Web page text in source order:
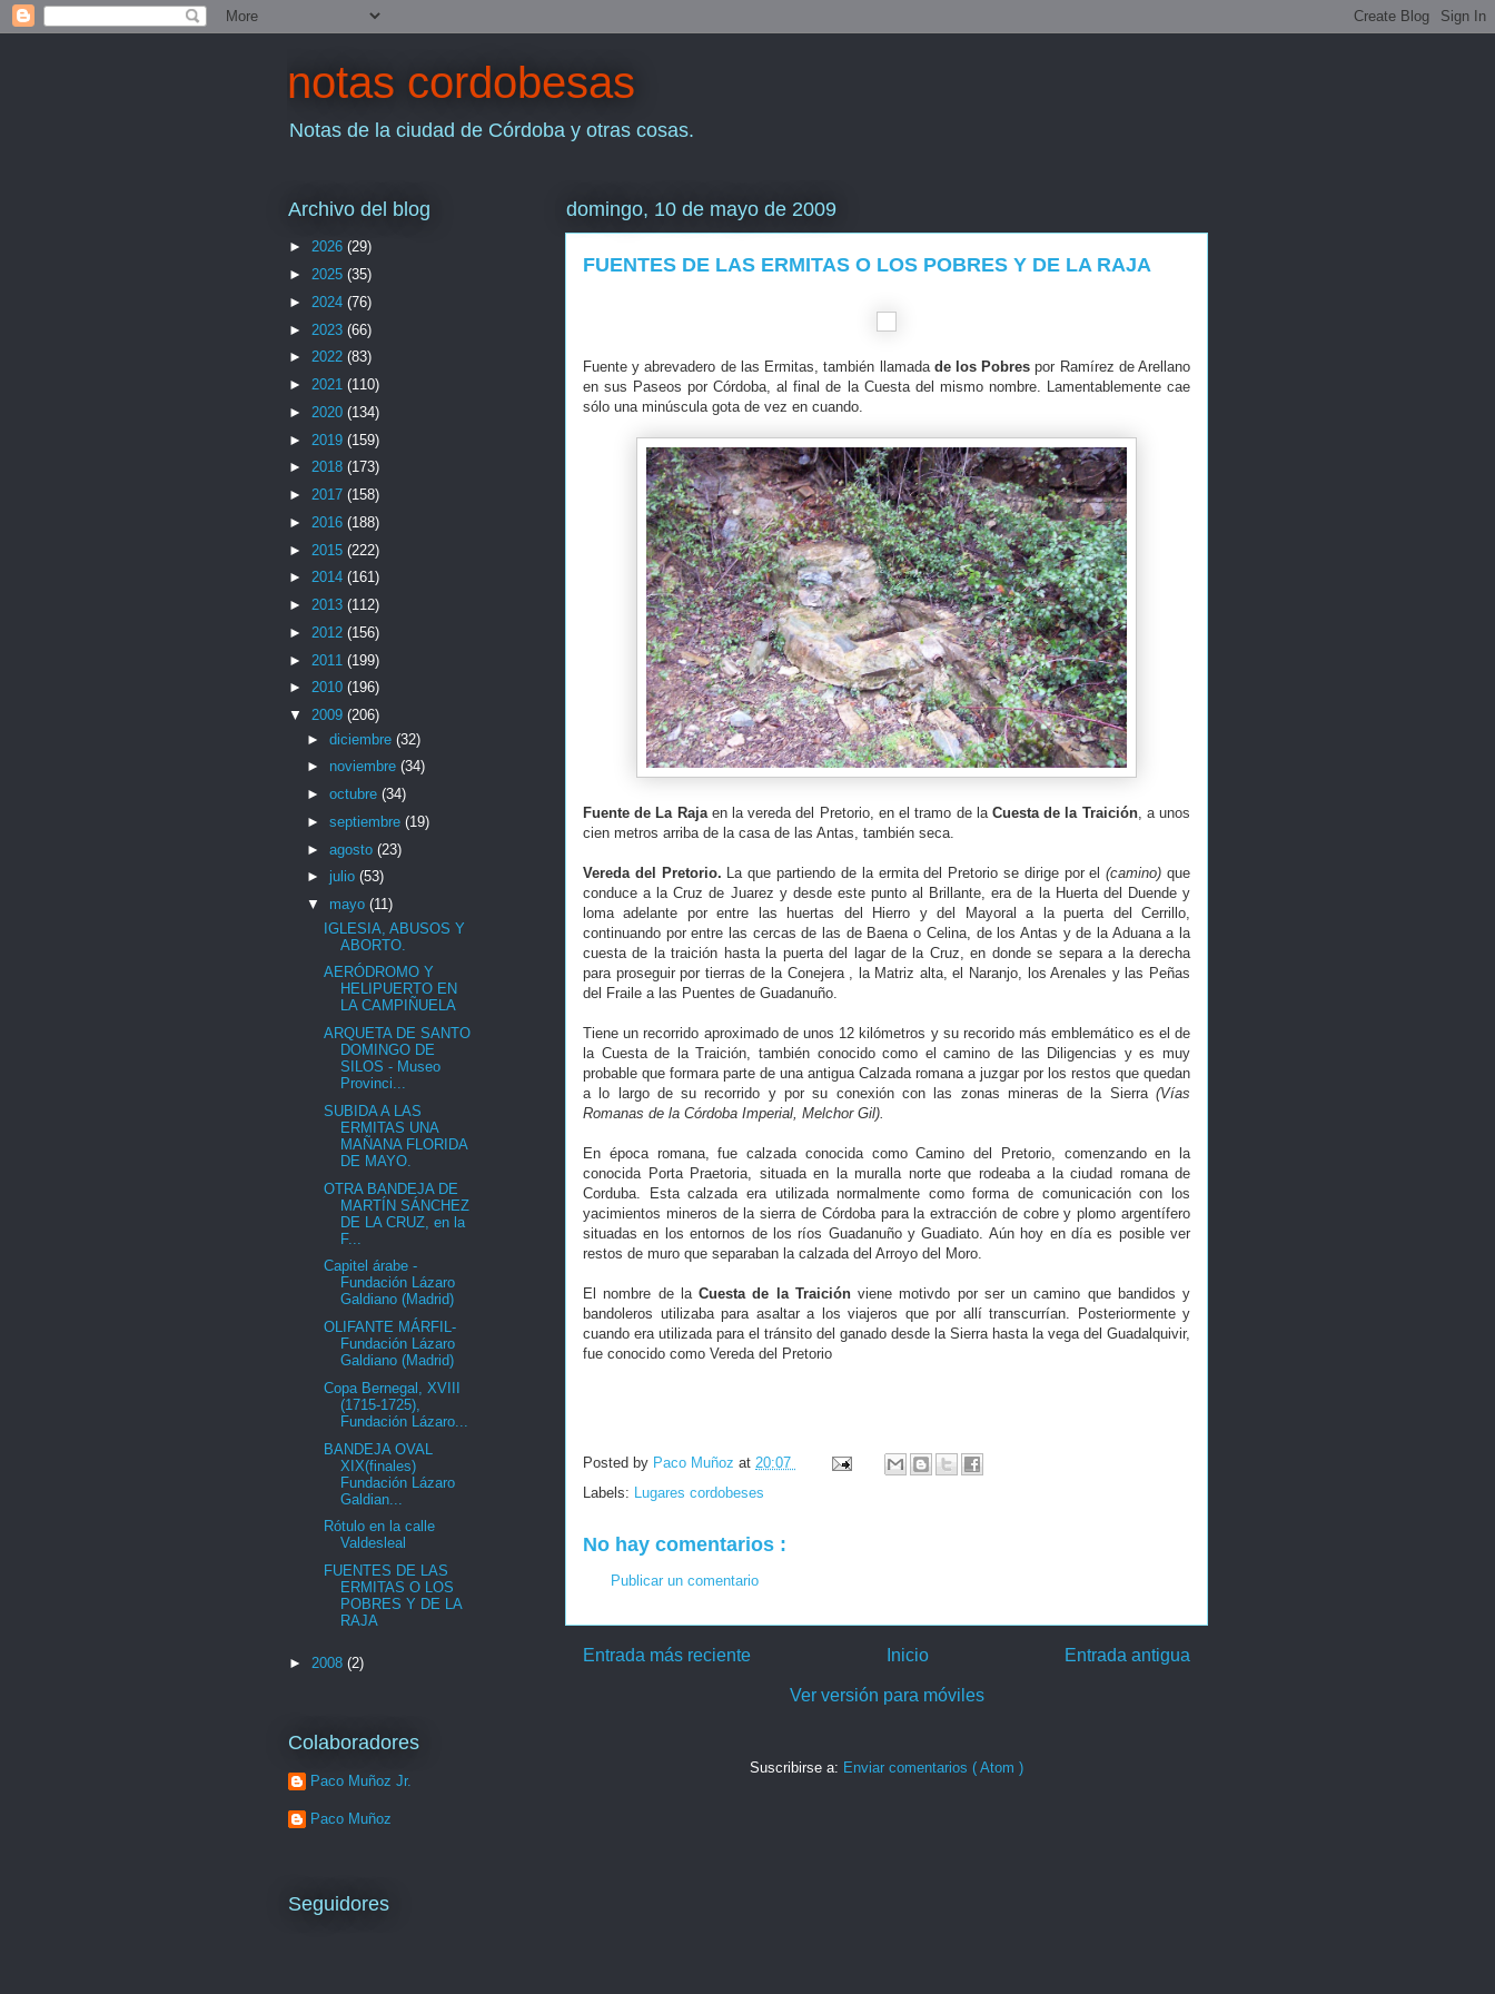
notas cordobesas
Notas de la ciudad de Córdoba y otras cosas.
domingo, 10 de mayo de 2009
FUENTES DE LAS ERMITAS O LOS POBRES Y DE LA RAJA
Fuente y abrevadero de las Ermitas, también llamada de los Pobrespor Ramírez de Arellano
en sus Paseos por Córdoba, al final de la Cuesta del mismo nombre. Lamentablemente cae
sólo una minúscula gota de vez en cuando.
Fuente de La Raja en la vereda del Pretorio, en el tramo de la Cuesta de la Traición, a unos
cien metros arriba de la casa de las Antas, también seca.
Vereda del Pretorio. La que partiendo de la ermita del Pretorio se dirige por el(camino) que
conduce a la Cruz de Juarez y desde este punto al Brillante, era de la Huerta del Duende y
loma adelante por entre las huertas del Hierro y del Mayoral a la puerta del Cerrillo,
continuando por entre las cercas de las de Baena o Celina, de los Antas y de la Aduana a la
cuesta de la traición hasta la puerta del lagar de la Cruz, en donde se separa a la derecha
para proseguir por tierras de la Conejera , la Matriz alta, el Naranjo, los Arenales y las Peñas
del Fraile a las Puentes de Guadanuño.
Tiene un recorrido aproximado de unos 12 kilómetros y su recorido más emblemático es el de
la Cuesta de la Traición, también conocido como el camino de las Diligencias y es muy
probable que formara parte de una antigua Calzada romana a juzgar por los restos que quedan
a lo largo de su recorrido y por su conexión con las zonas mineras de la Sierra (Vías
Romanas de la Córdoba Imperial, Melchor Gil).
En época romana, fue calzada conocida como Camino del Pretorio, comenzando en la
conocida Porta Praetoria, situada en la muralla norte que rodeaba a la ciudad romana de
Corduba. Esta calzada era utilizada normalmente como forma de comunicación con los
yacimientos mineros de la sierra de Córdoba para la extracción de cobre y plomo argentífero
situadas en los entornos de los ríos Guadanuño y Guadiato. Aún hoy en día es posible ver
restos de muro que separaban la calzada del Arroyo del Moro.
El nombre de la Cuesta de la Traiciónviene motivdo por ser un camino que bandidos y
bandoleros utilizaba para asaltar a los viajeros que por allí transcurrían. Posteriormente y
cuando era utilizada para el tránsito del ganado desde la Sierra hasta la vega del Guadalquivir,
fue conocido como Vereda del Pretorio
Posted by Paco Muñoz at 20:07
Labels: Lugares cordobeses
No hay comentarios :
Publicar un comentario
Entrada más reciente Entrada antigua
Inicio
Ver versión para móviles
Suscribirse a: Enviar comentarios ( Atom )
Archivo del blog
► 2026 (29)
► 2025 (35)
► 2024 (76)
► 2023 (66)
► 2022 (83)
► 2021 (110)
► 2020 (134)
► 2019 (159)
► 2018 (173)
► 2017 (158)
► 2016 (188)
► 2015 (222)
► 2014 (161)
► 2013 (112)
► 2012 (156)
► 2011 (199)
► 2010 (196)
▼ 2009 (206)
► diciembre (32)
► noviembre (34)
► octubre (34)
► septiembre (19)
► agosto (23)
► julio (53)
▼ mayo (11)
IGLESIA, ABUSOS Y
ABORTO.
AERÓDROMO Y
HELIPUERTO EN
LA CAMPIÑUELA
ARQUETA DE SANTO
DOMINGO DE
SILOS - Museo
Provinci...
SUBIDA A LAS
ERMITAS UNA
MAÑANA FLORIDA
DE MAYO.
OTRA BANDEJA DE
MARTÍN SÁNCHEZ
DE LA CRUZ, en la
F...
Capitel árabe -
Fundación Lázaro
Galdiano (Madrid)
OLIFANTE MÁRFIL-
Fundación Lázaro
Galdiano (Madrid)
Copa Bernegal, XVIII
(1715-1725),
Fundación Lázaro...
BANDEJA OVAL
XIX(finales)
Fundación Lázaro
Galdian...
Rótulo en la calle
Valdesleal
FUENTES DE LAS
ERMITAS O LOS
POBRES Y DE LA
RAJA
► 2008 (2)
Colaboradores
Paco Muñoz Jr.
Paco Muñoz
Seguidores